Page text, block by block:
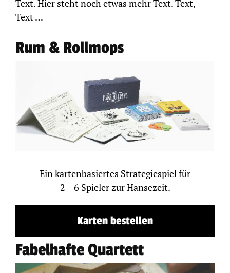
Text. Hier steht noch etwas mehr Text. Text,
Text …
Rum & Rollmops
Ein kartenbasiertes Strategiespiel für
2 – 6 Spieler zur Hansezeit.
Karten bestellen
Fabelhafte Quartett